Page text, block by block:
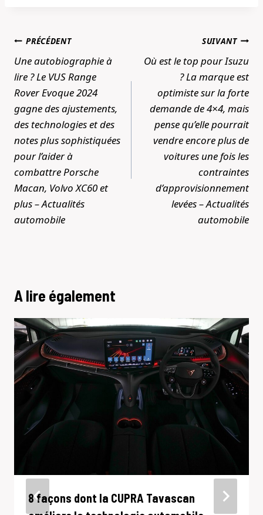
Navigation
de
l’article
PRÉCÉDENT
Une autobiographie à
lire ? Le VUS Range
Rover Evoque 2024
gagne des ajustements,
des technologies et des
notes plus sophistiquées
pour l’aider à
combattre Porsche
Macan, Volvo XC60 et
plus – Actualités
automobile
SUIVANT
Où est le top pour Isuzu
? La marque est
optimiste sur la forte
demande de 4×4, mais
pense qu’elle pourrait
vendre encore plus de
voitures une fois les
contraintes
d’approvisionnement
levées – Actualités
automobile
A lire également
8 façons dont la CUPRA Tavascan